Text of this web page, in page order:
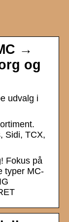
→
og
udvalg i
Sidi, TCX,
Fokus på
typer MC-